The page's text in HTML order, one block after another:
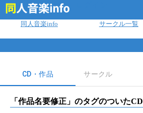
同人音楽info サークル一覧
CD・作品 サークル
「 作品名要修正 」のタグのついたCD